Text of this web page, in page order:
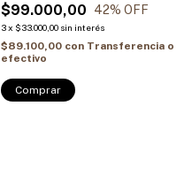
$99.000,00 42% OFF
3x $33.000,00 sin interés
$89.100,00 con Transferencia o
efectivo